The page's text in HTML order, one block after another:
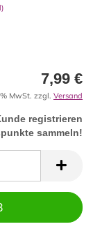
7,99 €
MwSt. zzgl. Versand
registrieren
sammeln!